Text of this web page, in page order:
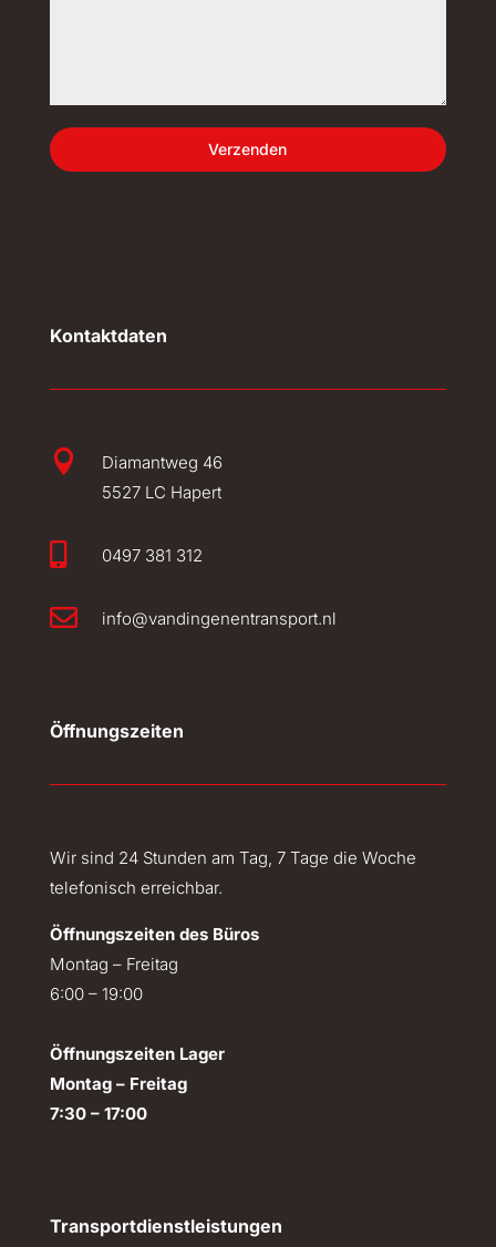
Verzenden
Kontaktdaten

Diamantweg 46
5527 LC Hapert
0497 381 312
 info@vandingenentransport.nl
Öffnungszeiten
Wir sind 24 Stunden am Tag, 7 Tage die Woche
telefonisch erreichbar.
Öffnungszeiten des Büros
Montag – Freitag
6:00 – 19:00
Öffnungszeiten Lager
Montag – Freitag
7:30 – 17:00
Transportdienstleistungen